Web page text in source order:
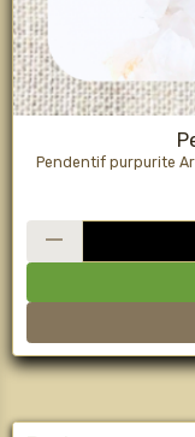
Pendentif purpurite